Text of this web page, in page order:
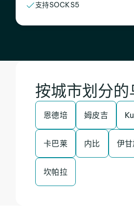
支持SOCKS5
按城市划分
恩德培 姆皮吉
卡巴莱 内比 伊甘
坎帕拉